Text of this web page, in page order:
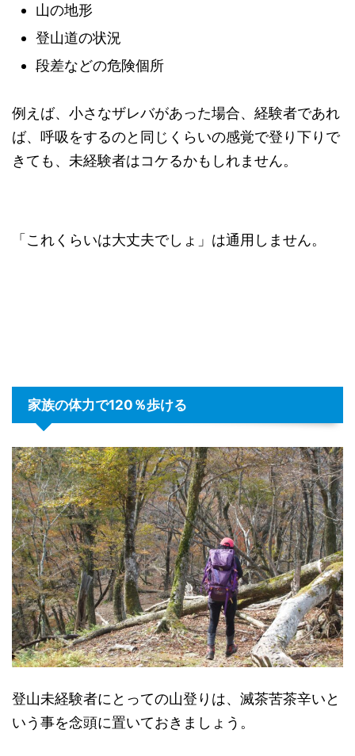
山の地形
登山道の状況
段差などの危険個所
例えば、小さなザレバがあった場合、経験者であれ
ば、呼吸をするのと同じくらいの感覚で登り下りで
きても、未経験者はコケるかもしれません。
「これくらいは大丈夫でしょ」は通用しません。
家族の体力で120％歩ける
登山未経験者にとっての山登りは、滅茶苦茶辛いと
いう事を念頭に置いておきましょう。